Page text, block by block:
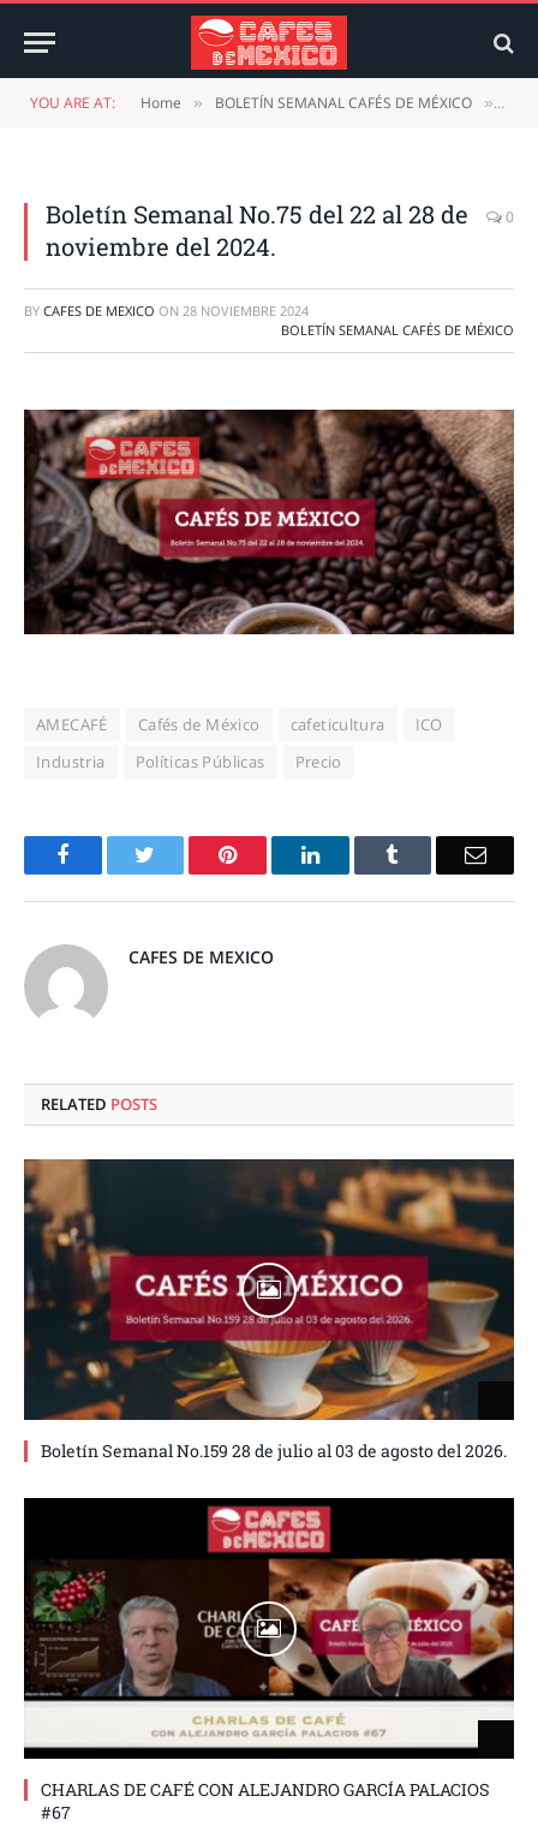
YOU ARE AT: Home » BOLETÍN SEMANAL CAFÉS DE MÉXICO »
Boletín Semanal No.75 del 22 al 28 de
noviembre del 2024.
0
BY CAFES DE MEXICO ON 28 NOVIEMBRE 2024
BOLETÍN SEMANAL CAFÉS DE MÉXICO
AMECAFÉ Cafés de México cafeticultura
ICO
Industria
Políticas Públicas Precio
Facebook Pinterest LinkedIn Email
CAFES DE MEXICO
RELATED POSTS
Boletín Semanal No.159 28 de julio al 03 de agosto del 2026.
CHARLAS DE CAFÉ CON ALEJANDRO GARCÍA PALACIOS
#67